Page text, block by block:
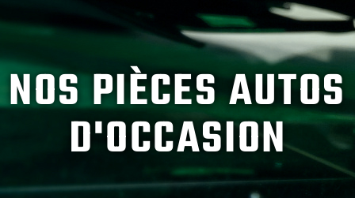
NOS PIÈCES AUTOS
D'OCCASION